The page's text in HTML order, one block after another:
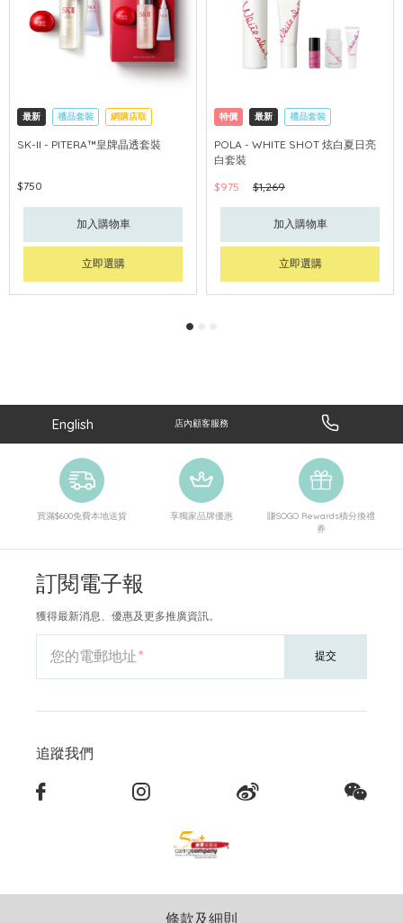
最新 禮品套裝 網購店取
可中國內地配送
SK-II - PITERA™皇牌晶透套裝
$750
加入購物車
立即選購
特價 最新 禮品套裝
網購店取 可中國內地配送
POLA - WHITE SHOT 炫白夏日亮
白套裝
$975
$1,269
加入購物車
立即選購
English 店內顧客服務
買滿$600免費本地送貨 享獨家品牌優惠
賺SOGO Rewards積分換禮
券
訂閱電子報
獲得最新消息、優惠及更多推廣資訊。
您的電郵地址 提交
追蹤我們
條款及細則